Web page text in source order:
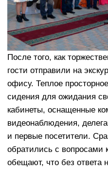
После того, как
гости отправили на
офису. Теплое
сидения для ожидания
кабинеты, оснащенные
видеонаблюдения,
и первые посетители.
обратились с вопросами
обещают, что без ответа